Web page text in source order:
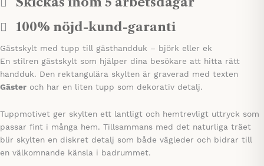
100% nöjd-kund-garanti
Gästskylt med tupp till gästhandduk – björk eller ek
En stilren gästskylt som hjälper dina besökare att hitta rätt
handduk. Den rektangulära skylten är graverad med texten
Gäster och har en liten tupp som dekorativ detalj.
Tuppmotivet ger skylten ett lantligt och hemtrevligt uttryck som
passar fint i många hem. Tillsammans med det naturliga träet
blir skylten en diskret detalj som både vägleder och bidrar till
en välkomnande känsla i badrummet.